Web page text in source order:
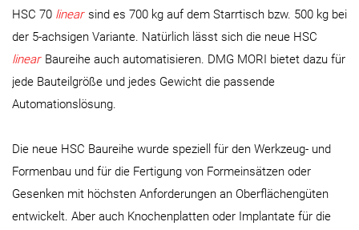
HSC 70 linear sind es 700 kg auf dem Starrtisch bzw. 500 kg bei
der 5-achsigen Variante. Natürlich lässt sich die neue HSC
linear Baureihe auch automatisieren. DMG MORI bietet dazu für
jede Bauteilgröße und jedes Gewicht die passende
Automationslösung.
Die neue HSC Baureihe wurde speziell für den Werkzeug- und
Formenbau und für die Fertigung von Formeinsätzen oder
Gesenken mit höchsten Anforderungen an Oberflächengüten
entwickelt. Aber auch Knochenplatten oder Implantate für die